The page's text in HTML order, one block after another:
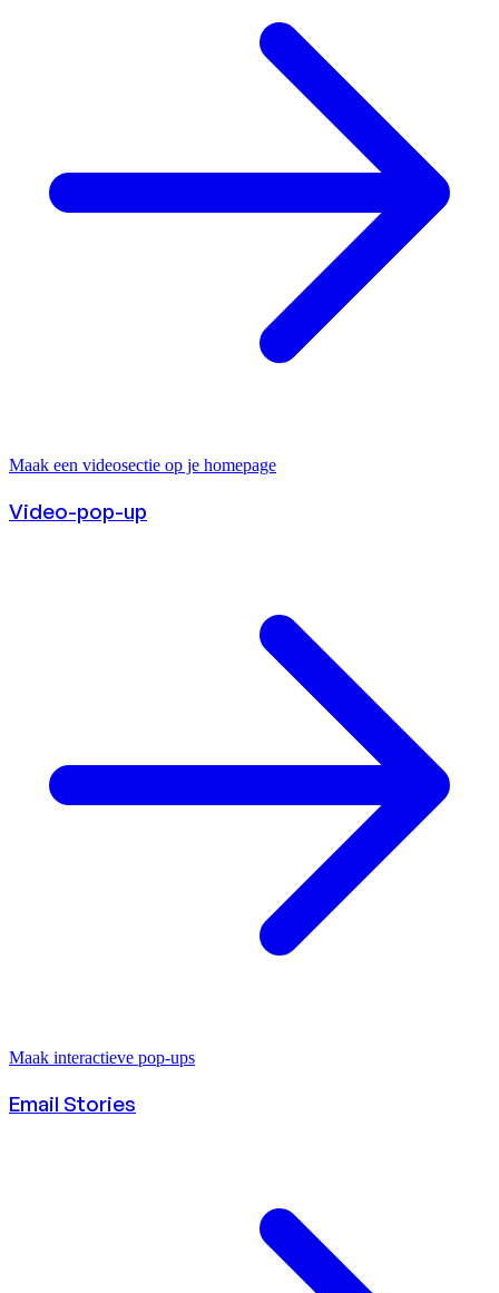
Maak een videosectie op je homepage
Video-pop-up
Maak interactieve pop-ups
Email Stories